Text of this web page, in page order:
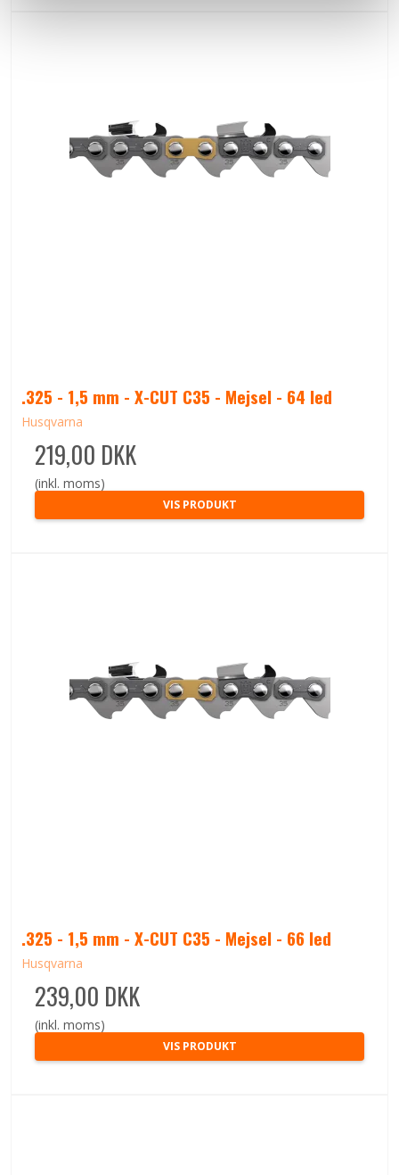
.325 - 1,5 mm - X-CUT C35 - Mejsel - 64 led
Husqvarna
219,00 DKK
(inkl. moms)
VIS PRODUKT
.325 - 1,5 mm - X-CUT C35 - Mejsel - 66 led
Husqvarna
239,00 DKK
(inkl. moms)
VIS PRODUKT